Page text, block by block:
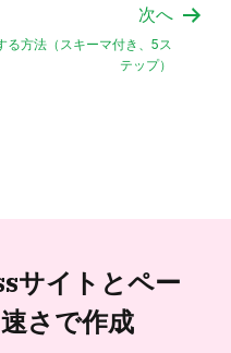
次へ
方法（スキーマ付き、5ス
テップ）
サイトとペー
さで作成